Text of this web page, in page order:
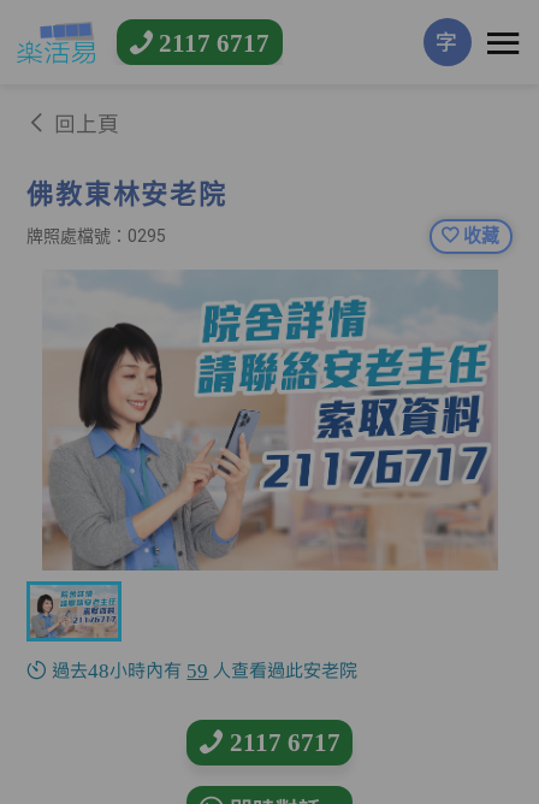
2117 6717 字
回上頁
佛教東林安老院
牌照處檔號：0295 收藏
過去48小時內有 59 人查看過此安老院
2117 6717